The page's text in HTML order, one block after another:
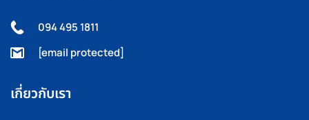
094 495 1811
[email protected]
เกี่ยวกับเรา